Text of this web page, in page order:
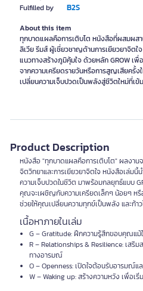
Fulfilled by B2S
About this item
ทุกบาดแผลคือการเติบโต หนังสือที่ผสมผส
ลิเวีย รีมส์ ผู้เชี่ยวชาญด้านการเยียวยาจิต
แนวทางสร้างภูมิคุ้มใจ ด้วยหลัก GROW เพื่
จากความเครียดรายวันหรือการสูญเสียครั้
เปลี่ยนความเจ็บปวดเป็นพลังสู่ชีวิตใหม่ที่เข้
Product Description
หนังสือ "ทุกบาดแผลคือการเติบโต" ผลงาน
จิตวิทยาและการเยียวยาจิตใจ หนังสือเล่ม
ความเจ็บปวดในชีวิต มาพร้อมกลยุทธ์แบบ
คุณจะเผชิญกับความเครียดเล็กๆ น้อยๆ ห
ช่วยให้คุณเปลี่ยนความทุกข์เป็นพลัง และก้า
เนื้อหาภายในเล่ม
G – Gratitude: ฝึกความรู้สึกขอบคุณแม้
R – Relationships & Resilience: เสริ
ทางอารมณ์
O – Openness: เปิดใจต้อนรับอารมณ์
W – Waking up: สร้างความหวัง เพื่อเ